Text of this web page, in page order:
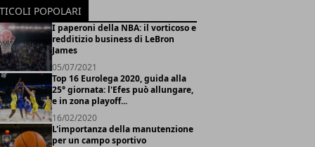
POPOLARI
I paperoni della NBA: il vorticoso e
redditizio business di LeBron
James
05/07/2021
Top 16 Eurolega 2020, guida alla
25° giornata: l'Efes può allungare,
e in zona playoff...
16/02/2020
L'importanza della manutenzione
per un campo sportivo